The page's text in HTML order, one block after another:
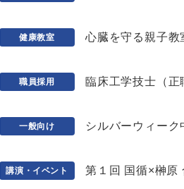
健康教室 心臓を守る親子教
職員採用 臨床工学技士（正
一般向け シルバーウィーク
講演・イベント 第１回 国循×榊原